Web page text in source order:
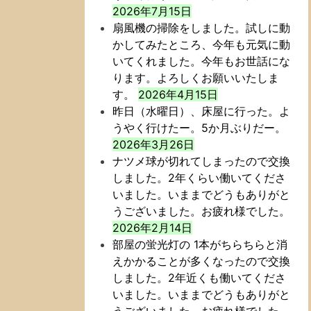
2026年7月15日
扇風機の掃除をしました。試しに動
かしてみたところ、今年も元気に動
いてくれました。今年もお世話にな
ります。よろしくお願いいたしま
す。
2026年4月15日
昨日（水曜日）、床屋に行った。よ
うやく行けたー。5か月ぶりだー。
2026年3月26日
ナツメ球が切れてしまったので交換
しました。2年くらい働いてくださ
いました。いままでどうもありがと
うございました。お疲れ様でした。
2026年2月14日
部屋の蛍光灯の 1本がちらちらと消
えかかることが多くなったので交換
しました。2年近くも働いてくださ
いました。いままでどうもありがと